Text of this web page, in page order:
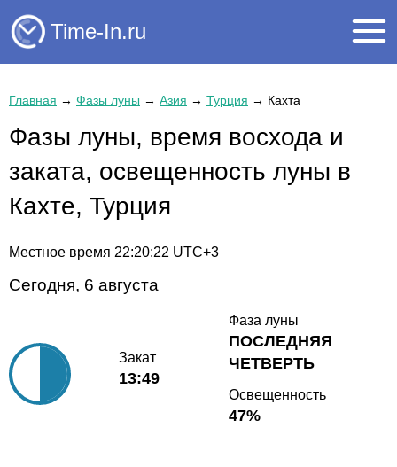
Time-In.ru
Главная → Фазы луны → Азия → Турция → Кахта
Фазы луны, время восхода и
заката, освещенность луны в
Кахте, Турция
Местное время 22:20:23 UTC+3
Сегодня, 6 августа
Закат
13:49
Фаза луны
ПОСЛЕДНЯЯ
ЧЕТВЕРТЬ
Освещенность
47%